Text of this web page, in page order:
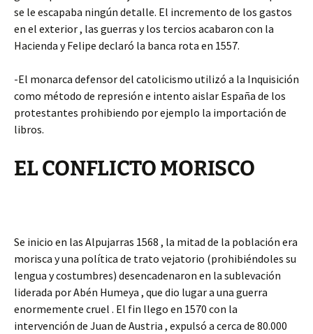
se le escapaba ningún detalle. El incremento de los gastos
en el exterior , las guerras y los tercios acabaron con la
Hacienda y Felipe declaró la banca rota en 1557.
-El monarca defensor del catolicismo utilizó a la Inquisición
como método de represión e intento aislar España de los
protestantes prohibiendo por ejemplo la importación de
libros.
EL CONFLICTO MORISCO
Se inicio en las Alpujarras 1568 , la mitad de la población era
morisca y una política de trato vejatorio (prohibiéndoles su
lengua y costumbres) desencadenaron en la sublevación
liderada por Abén Humeya , que dio lugar a una guerra
enormemente cruel . El fin llego en 1570 con la
intervención de Juan de Austria , expulsó a cerca de 80.000